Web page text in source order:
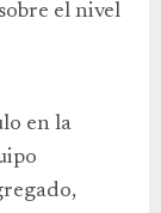
el nivel
en la